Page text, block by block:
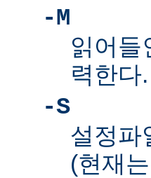
-M
읽어들
력한다.
-S
설정파
(현재